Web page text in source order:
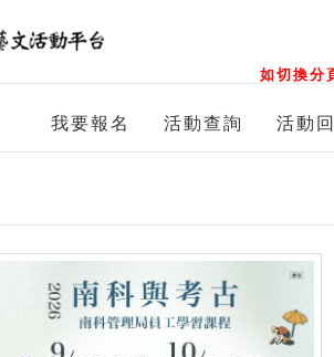
如切換分
我要報名 活動查詢 活動